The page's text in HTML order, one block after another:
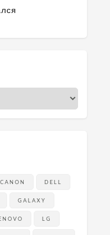
CANON DELL
GALAXY
LG